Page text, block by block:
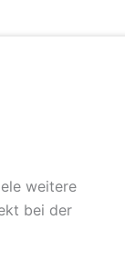
weitere
bei der